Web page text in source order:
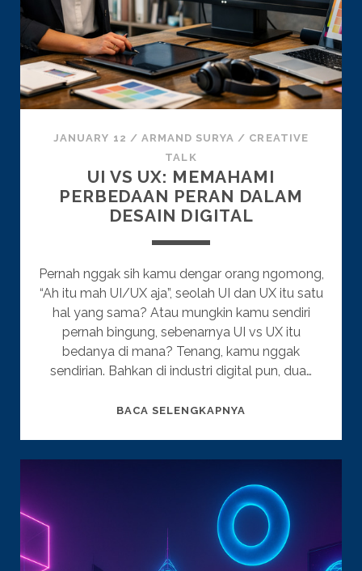
JANUARY 12 / ARMAND SURYA / CREATIVE
TALK
UI VS UX: MEMAHAMI
PERBEDAAN PERAN DALAM
DESAIN DIGITAL
Pernah nggak sih kamu dengar orang ngomong,
“Ah itu mah UI/UX aja”, seolah UI dan UX itu satu
hal yang sama? Atau mungkin kamu sendiri
pernah bingung, sebenarnya UI vs UX itu
bedanya di mana? Tenang, kamu nggak
sendirian. Bahkan di industri digital pun, dua…
BACA SELENGKAPNYA
PERBEDAAN
PERAN
DALAM
DESAIN
DIGITAL